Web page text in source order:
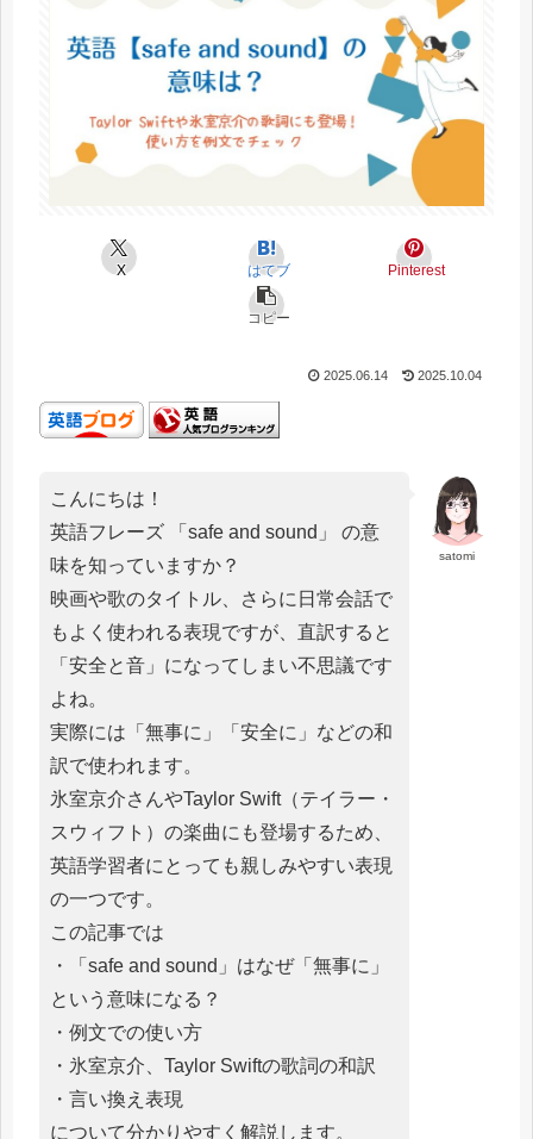
X はてブ Pinterest
コピー
2025.06.14 2025.10.04
satomi
こんにちは！
英語フレーズ 「safe and sound」 の意
味を知っていますか？
映画や歌のタイトル、さらに日常会話で
もよく使われる表現ですが、直訳すると
「安全と音」になってしまい不思議です
よね。
実際には「無事に」「安全に」などの和
訳で使われます。
氷室京介さんやTaylor Swift（テイラー・
スウィフト）の楽曲にも登場するため、
英語学習者にとっても親しみやすい表現
の一つです。
この記事では
・「safe and sound」はなぜ「無事に」
という意味になる？
・例文での使い方
・氷室京介、Taylor Swiftの歌詞の和訳
・言い換え表現
について分かりやすく解説します。